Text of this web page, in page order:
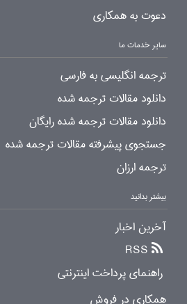
دعوت به همکاری
سایر خدمات ما
ترجمه انگلیسی به فارسی
دانلود مقالات ترجمه شده
دانلود مقالات ترجمه شده رایگان
جستجوی پیشرفته مقالات ترجمه شده
ترجمه ارزان
بیشتر بدانید
آخرین اخبار
RSS
راهنمای پرداخت اینترنتی
همکاری در فروش